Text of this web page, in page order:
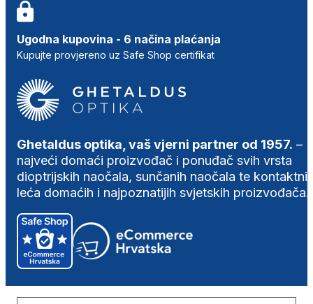
Ugodna kupovina - 6 načina plaćanja
Kupujte provjereno uz Safe Shop certifikat
Ghetaldus optika, vaš vjerni partner od 1957. –
najveći domaći proizvođač i ponuđač svih vrsta
dioptrijskih naočala, sunčanih naočala te
leća domaćih i najpoznatijih svjetskih proizvođača.